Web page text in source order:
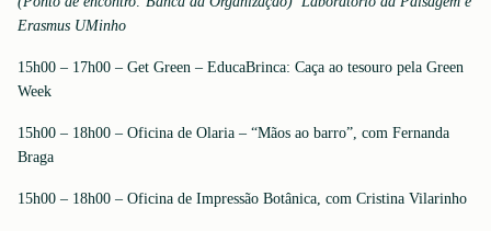
Erasmus UMinho
15h00 – 17h00 – Get Green – EducaBrinca: Caça ao tesouro pela Green
Week
15h00 – 18h00 – Oficina de Olaria – “Mãos ao barro”, com Fernanda
Braga
15h00 – 18h00 – Oficina de Impressão Botânica, com Cristina Vilarinho